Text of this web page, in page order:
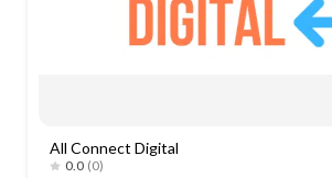
All Connect Digital
0.0 (0)